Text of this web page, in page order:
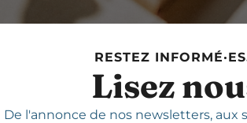
RESTEZ
Lisez
De l'annonce de nos newsletters, aux